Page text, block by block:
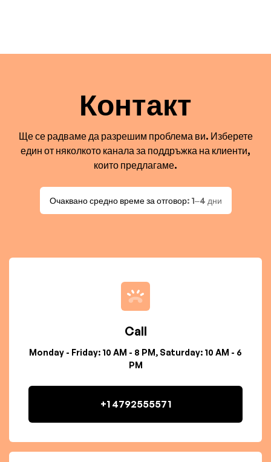
Контакт
Ще се радваме да разрешим проблема ви. Изберете
един от няколкото канала за поддръжка на клиенти,
които предлагаме.
Очаквано средно време за отговор: 1–4 дни
Call
Monday - Friday: 10 AM - 8 PM, Saturday: 10 AM - 6
PM
+1 4792555571